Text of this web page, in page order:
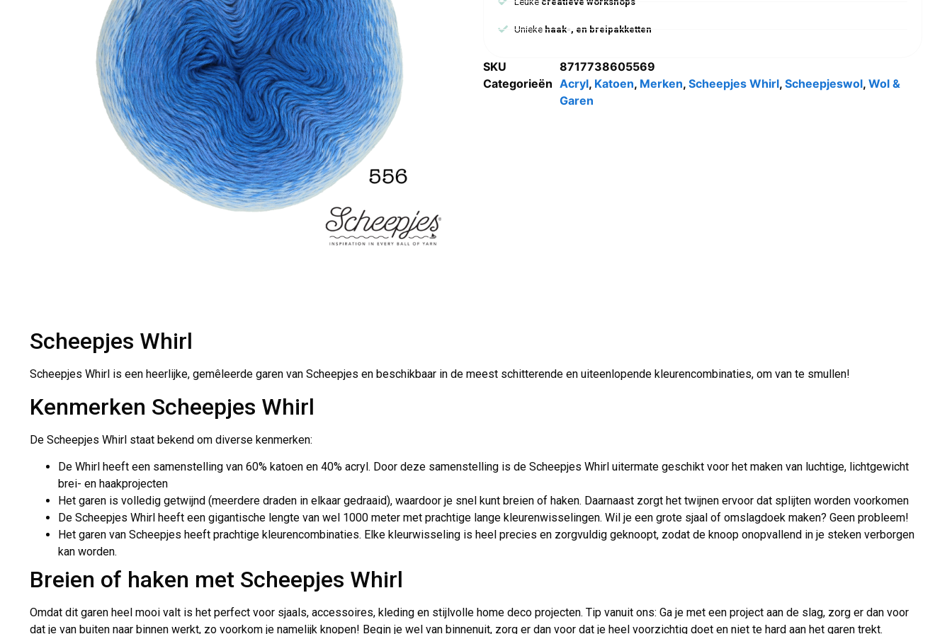
Uniekehaak-, en breipakketten
SKU
8717738605569
Categorieën Acryl, Katoen, Merken, Scheepjes Whirl, Scheepjeswol, Wol &
Garen
Scheepjes Whirl
Scheepjes Whirl is een heerlijke, gemêleerde garen van Scheepjes en beschikbaar in de meest schitterende en uiteenlopende kleurencombinaties, om van te smullen!
Kenmerken Scheepjes Whirl
De Scheepjes Whirl staat bekend om diverse kenmerken:
De Whirl heeft een samenstelling van 60% katoen en 40% acryl. Door deze samenstelling is de Scheepjes Whirl uitermate geschikt voor het maken van luchtige, lichtgewicht
brei- en haakprojecten
Het garen is volledig getwijnd (meerdere draden in elkaar gedraaid), waardoor je snel kunt breien of haken. Daarnaast zorgt het twijnen ervoor dat splijten worden voorkomen
De Scheepjes Whirl heeft een gigantische lengte van wel 1000 meter met prachtige lange kleurenwisselingen. Wil je een grote sjaal of omslagdoek maken? Geen probleem!
Het garen van Scheepjes heeft prachtige kleurencombinaties. Elke kleurwisseling is heel precies en zorgvuldig geknoopt, zodat de knoop onopvallend in je steken verborgen
kan worden.
Breien of haken met Scheepjes Whirl
Omdat dit garen heel mooi valt is het perfect voor sjaals, accessoires, kleding en stijlvolle home deco projecten. Tip vanuit ons: Ga je met een project aan de slag, zorg er dan voor
dat je van buiten naar binnen werkt, zo voorkom je namelijk knopen! Begin je wel van binnenuit, zorg er dan voor dat je heel voorzichtig doet en niet te hard aan het garen trekt.